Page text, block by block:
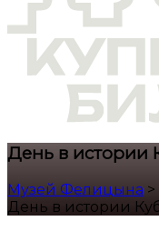
День в истории
Музей Фелицына >
День в истории